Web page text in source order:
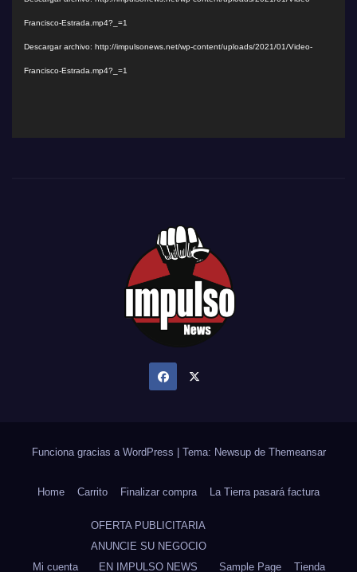
Francisco-Estrada.mp4?_=1
Descargar archivo: http://impulsonews.net/wp-content/uploads/2021/01/Video-
Francisco-Estrada.mp4?_=1
Funciona gracias a WordPress Tema: Newsup de Themeansar
Home Carrito Finalizar compra La Tierra pasará factura
Mi cuenta
OFERTA PUBLICITARIA
ANUNCIE SU NEGOCIO
EN IMPULSO NEWS
Sample Page Tienda